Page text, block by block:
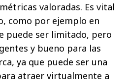
valoradas. Es vital
como por ejemplo en
puede ser limitado, pero
y bueno para las
ya que puede ser una
atraer virtualmente a